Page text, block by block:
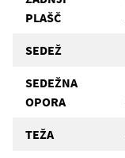
PLAŠČ
SEDEŽ
SEDEŽNA
OPORA
TEŽA